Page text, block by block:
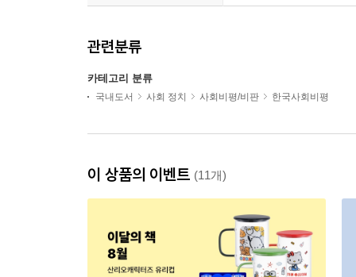
관련분류
카테고리 분류
국내도서 사회 정치 사회비평/비판 한국사회비평
이 상품의 이벤트 (11개)